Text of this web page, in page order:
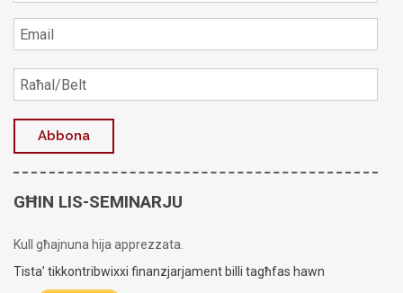
GĦIN LIS-SEMINARJU
Kull għajnuna hija apprezzata.
Tista’ tikkontribwixxi finanzjarjament billi tagħfas hawn